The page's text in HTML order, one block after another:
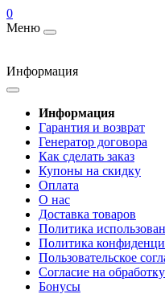
0
Меню
Информация
Информация
Гарантия и возврат
Генератор договора
Как сделать заказ
Купоны на скидку
Оплата
О нас
Доставка товаров
Политика
Политика
Пользовательское
Согласие на
Бонусы